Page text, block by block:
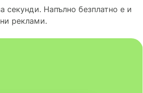
секунди. Напълно безплатно е и
реклами.